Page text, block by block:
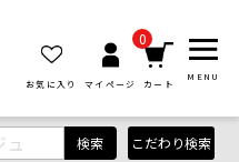
お気に入り マイページ
0
カート
MENU
検索 こだわり検索